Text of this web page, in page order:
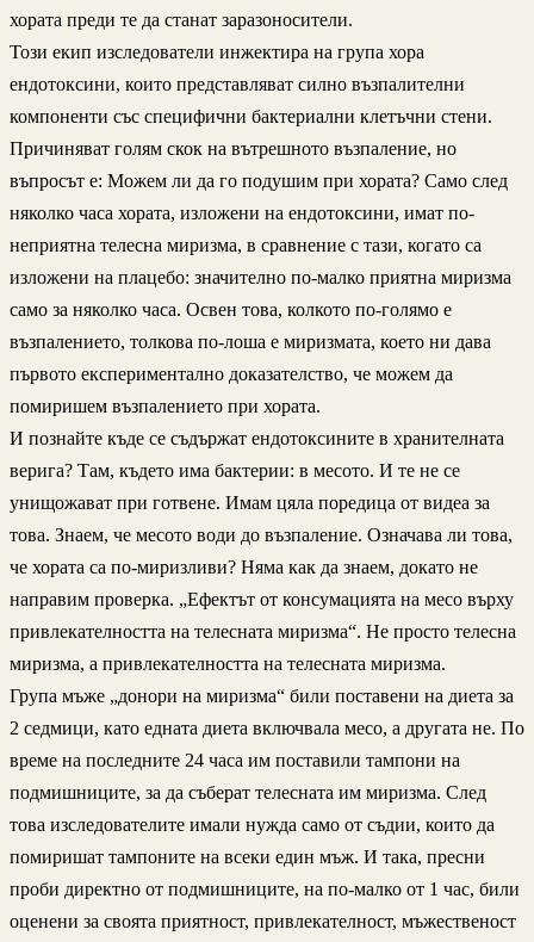
хората преди те да станат заразоносители.
Този екип изследователи инжектира на група хора
ендотоксини, които представляват силно възпалителни
компоненти със специфични бактериални клетъчни стени.
Причиняват голям скок на вътрешното възпаление, но
въпросът е: Можем ли да го подушим при хората? Само след
няколко часа хората, изложени на ендотоксини, имат по-
неприятна телесна миризма, в сравнение с тази, когато са
изложени на плацебо: значително по-малко приятна миризма
само за няколко часа. Освен това, колкото по-голямо е
възпалението, толкова по-лоша е миризмата, което ни дава
първото експериментално доказателство, че можем да
помиришем възпалението при хората.
И познайте къде се съдържат ендотоксините в хранителната
верига? Там, където има бактерии: в месото. И те не се
унищожават при готвене. Имам цяла поредица от видеа за
това. Знаем, че месото води до възпаление. Означава ли това,
че хората са по-миризливи? Няма как да знаем, докато не
направим проверка. „Ефектът от консумацията на месо върху
привлекателността на телесната миризма“. Не просто телесна
миризма, а привлекателността на телесната миризма.
Група мъже „донори на миризма“ били поставени на диета за
2 седмици, като едната диета включвала месо, а другата не. По
време на последните 24 часа им поставили тампони на
подмишниците, за да съберат телесната им миризма. След
това изследователите имали нужда само от съдии, които да
помиришат тампоните на всеки един мъж. И така, пресни
проби директно от подмишниците, на по-малко от 1 час, били
оценени за своята приятност, привлекателност, мъжественост